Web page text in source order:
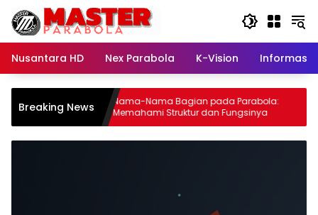
Langsung
konten
Nusantara HD
Nex Parabola K-Vision Informasi
Breaking News
Nama-Nama Bagian pada Parabola:
Memahami Struktur dan Fungsinya